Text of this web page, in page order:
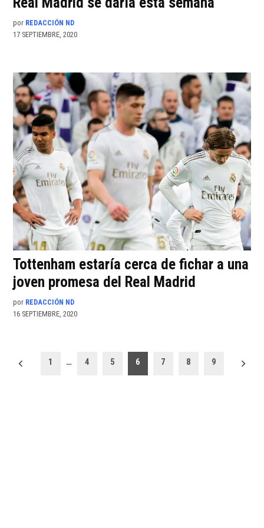
por REDACCIÓN ND
17 SEPTIEMBRE, 2020
Tottenham estaría cerca de fichar a una
joven promesa del Real Madrid
por REDACCIÓN ND
16 SEPTIEMBRE, 2020
Paginación
1 … 4 5 6 7 8 9